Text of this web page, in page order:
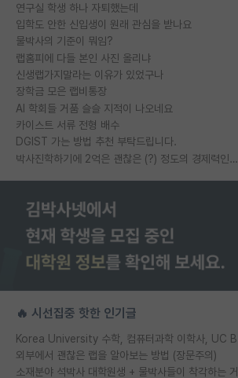
연구실 학생 하나 자퇴했는데
입학도 안한 신입생이 원래 관심을 받나요
물박사의 기준이 뭐임?
랩홈피에 다들 본인 사진 올리냐
신생랩가지말라는 이유가 있었구나
장학금 모은 랩비통장
AI 학회들 거품 슬슬 지적이 나오네요
카이스트 서류 전형 배수
DGIST 가는 방법 추천 부탁드립니다.
박사진학하기에 2억은 괜찮은 (?) 정도의 경제력인가요
🔥 시선집중 핫한 인기글
외부에서 괜찮은 랩을 알아보는 방법 (장문주의)
소재분야 석박사 대학원생 + 물박사들이 착각하는 거